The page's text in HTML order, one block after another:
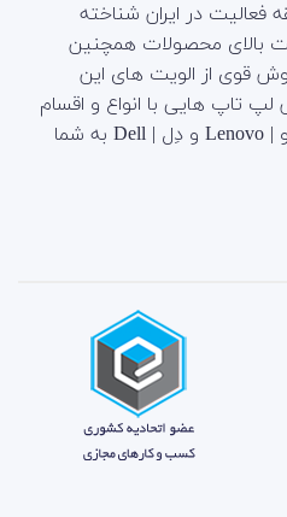
10 سال سابقه فعالیت در ایران شناخته
بالای محصولات همچنین
قوی از الویت های این
لپ تاپ هایی با انواع و اقسام
برندهایی نظیر اچ پی | HP لنوو | Lenovo و دِل | Dell به شما